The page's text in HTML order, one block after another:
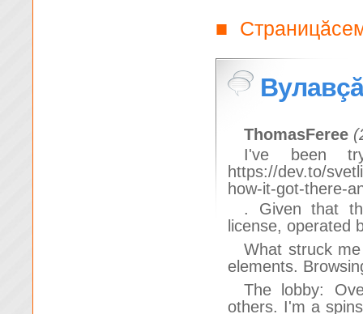
■
ThomasFeree
I've been
https://dev.to/
how-it-got-there-
. Given that
license, operated
What struck
elements.
The lobby:
others. I'm a